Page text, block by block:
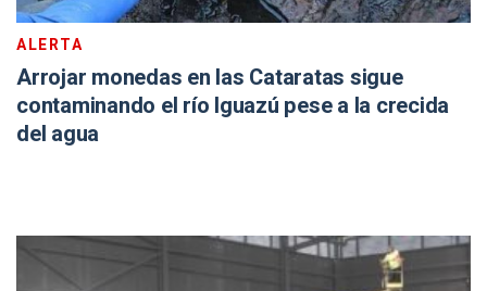
ALERTA
Arrojar monedas en las Cataratas sigue
contaminando el río Iguazú pese a la crecida
del agua